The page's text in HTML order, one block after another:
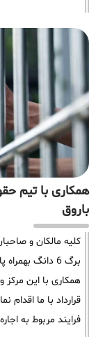
همکاری با تیم
باروق
کلیه مالکان و
برگ 6 دانگ
همکاری با این مرکز
قرارداد با ما اقدام
فرایند مربوط به